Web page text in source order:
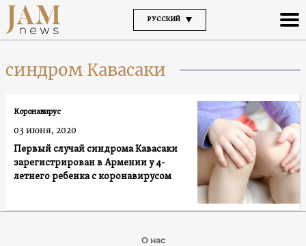
РУССКИЙ
синдром Кавасаки
Первый случай синдрома Кавасаки
зарегистрирован в Армении у 4-
летнего ребенка с коронавирусом
Коронавирус
03 июня, 2020
О нас